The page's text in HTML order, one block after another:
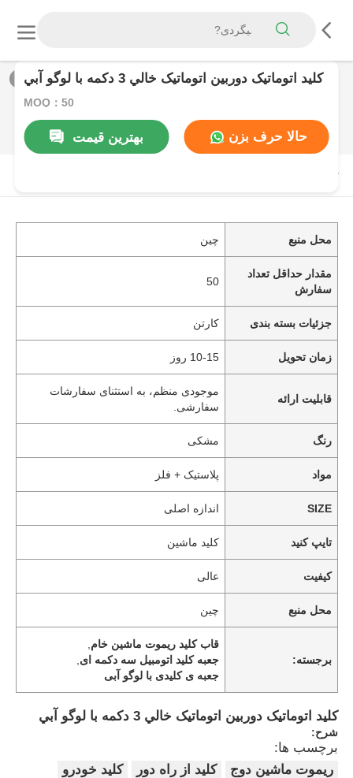
/0 کليد اتوماتيک دوربين اتوماتيک خالي 3 دکمه با لوگو آبي
MOQ：50
بهترین قیمت حالا حرف بزن
توضیحات محصول
محل منبع چین
مقدار حداقل تعداد
سفارش
50
جزئیات بسته بندی کارتن
زمان تحویل 10-15 روز
قابلیت ارائه
موجودی منظم، به استثنای سفارشات
سفارشی.
رنگ مشکی
مواد پلاستیک + فلز
SIZE اندازه اصلی
تایپ کنید کلید ماشین
کیفیت عالی
محل منبع چین
برجسته:
قاب کلید ریموت ماشین خام
جعبه کلید اتومبیل سه دکمه ای
جعبه ی کلیدی با لوگو آبی
کليد اتوماتيک دوربين اتوماتيک خالي 3 دکمه با لوگو آبي
شرح:
برچسب ها:
ریموت ماشین دوج
کلید از راه دور کلید خودرو